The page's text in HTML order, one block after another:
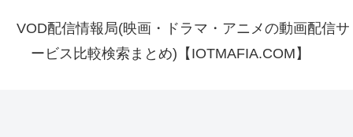
VOD配信情報局(映画・ドラマ・アニメの動画配信サ
ービス比較検索まとめ)【IOTMAFIA.COM】